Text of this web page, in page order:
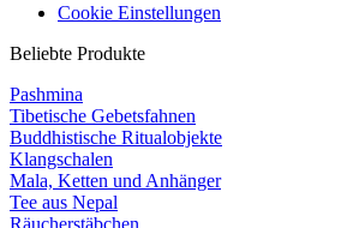
Cookie Einstellungen
Beliebte Produkte
Pashmina
Tibetische Gebetsfahnen
Buddhistische Ritualobjekte
Klangschalen
Mala, Ketten und Anhänger
Tee aus Nepal
Räucherstäbchen